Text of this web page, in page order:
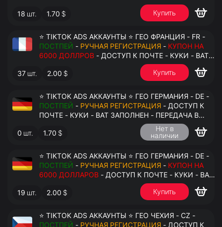
18 шт. 1.70 $ Купить
⭐ TIKTOK ADS АККАУНТЫ ⭐ ГЕО ФРАНЦИЯ - FR -
ПОСТПЕЙ - РУЧНАЯ РЕГИСТРАЦИЯ - КУПОН НА
6000 ДОЛЛРОВ - ДОСТУП К ПОЧТЕ - КУКИ - ВАТ
ЗАПОЛНЕН - ПЕРЕДАЧА В АНТИДЕТЕКТ
37 шт. 2.00 $ Купить
⭐ TIKTOK ADS АККАУНТЫ ⭐ ГЕО ГЕРМАНИЯ - DE -
ПОСТПЕЙ - РУЧНАЯ РЕГИСТРАЦИЯ - ДОСТУП К
ПОЧТЕ - КУКИ - ВАТ ЗАПОЛНЕН - ПЕРЕДАЧА В
0 шт. 1.70 $
Нет в
наличии
⭐ TIKTOK ADS АККАУНТЫ ⭐ ГЕО ГЕРМАНИЯ - DE -
ПОСТПЕЙ - РУЧНАЯ РЕГИСТРАЦИЯ - КУПОН НА
6000 ДОЛЛАРОВ - ДОСТУП К ПОЧТЕ - КУКИ - ВАТ
ЗАПОЛНЕН - ПЕРЕДАЧА В АНТИДЕТЕКТ
19 шт. 2.00 $ Купить
⭐ TIKTOK ADS АККАУНТЫ ⭐ ГЕО ЧЕХИЯ - CZ -
ПОСТПЕЙ - РУЧНАЯ РЕГИСТРАЦИЯ